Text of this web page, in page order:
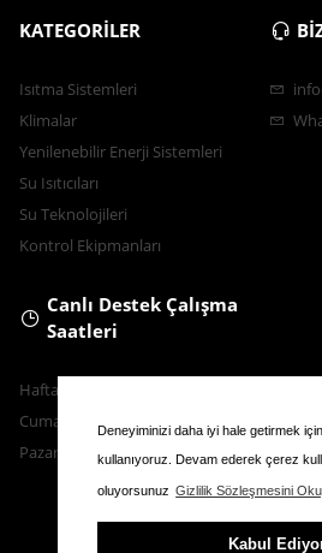
Deneyiminizi daha iyi hale getirmek
kullanıyoruz. Devam ederek çerez
oluyorsunuz Gizlilik Sözleşmesini
Kabul
KATEGORİLER
Isıtma Sistemleri
Klimalar
Yenilenebilir Enerji Sistemleri
Su Isıtıcıları
Su Teknolojileri
Kontrol Ekipmanları
Canlı Destek Çalışma
Saatleri
Hafta İçi : 9.00 - 18.30
Cumartesi : 11.00 - 16.00
Pazar : Kapalı